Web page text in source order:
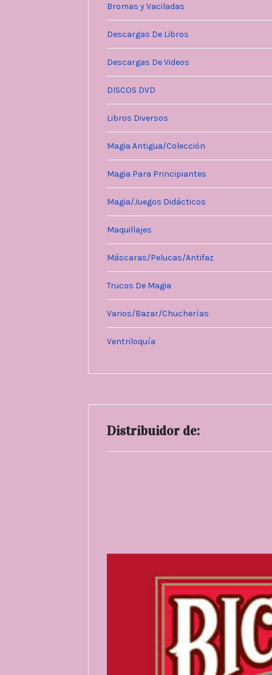
Bromas y Vaciladas
Descargas De Libros
Descargas De Videos
DISCOS DVD
Libros Diversos
Magia Antigua/Colección
Magia Para Principiantes
Magia/Juegos Didácticos
Maquillajes
Máscaras/Pelucas/Antifaz
Trucos De Magia
Varios/Bazar/Chucherías
Ventriloquía
Distribuidor de: